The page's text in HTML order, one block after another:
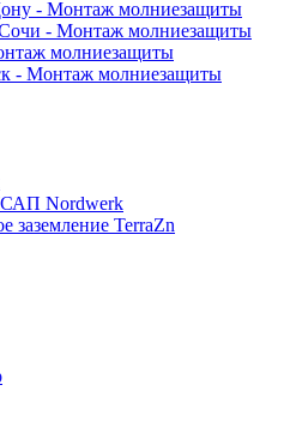
- Монтаж молниезащиты
- Монтаж молниезащиты
молниезащиты
- Монтаж молниезащиты
Nordwerk
заземление TerraZn